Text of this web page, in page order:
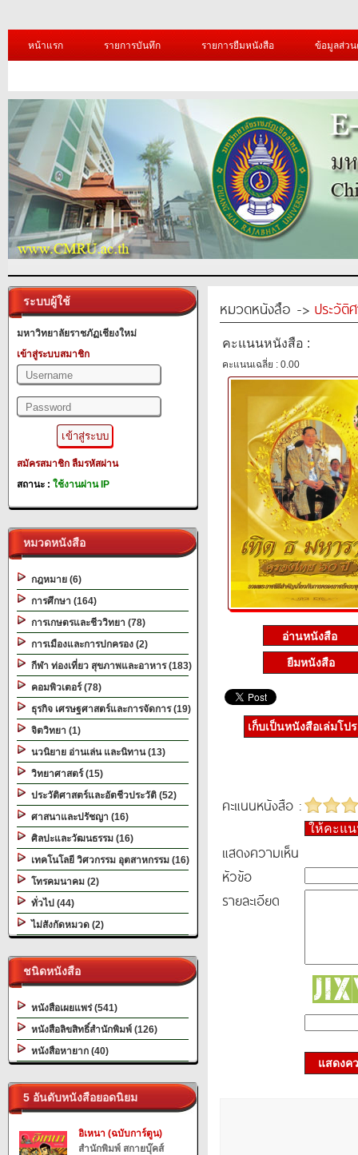
หน้าแรก รายการบันทึก รายการยืมหนังสือ ข้อมูลส่ว
ระบบผู้ใช้
มหาวิทยาลัยราชภัฏเชียงใหม่
เข้าสู่ระบบสมาชิก
สมัครสมาชิก ลืมรหัสผ่าน
สถานะ : ใช้งานผ่าน IP
หมวดหนังสือ
กฎหมาย (6)
การศึกษา (164)
การเกษตรและชีววิทยา (78)
การเมืองและการปกครอง (2)
กีฬา ท่องเที่ยว สุขภาพและอาหาร (183)
คอมพิวเตอร์ (78)
ธุรกิจ เศรษฐศาสตร์และการจัดการ (19)
จิตวิทยา (1)
นวนิยาย อ่านเล่น และนิทาน (13)
วิทยาศาสตร์ (15)
ประวัติศาสตร์และอัตชีวประวัติ (52)
ศาสนาและปรัชญา (16)
ศิลปะและวัฒนธรรม (16)
เทคโนโลยี วิศวกรรม อุตสาหกรรม (16)
โทรคมนาคม (2)
ทั่วไป (44)
ไม่สังกัดหมวด (2)
ชนิดหนังสือ
หนังสือเผยแพร่ (541)
หนังสือลิขสิทธิ์สำนักพิมพ์ (126)
หนังสือหายาก (40)
5 อันดับหนังสือยอดนิยม
อิเหนา (ฉบับการ์ตูน)
สำนักพิมพ์ สกายบุ๊คส์
หมวดหนังสือ -> ประวัติ
คะแนนหนังสือ :
คะแนนเฉลี่ย : 0.00
ยืมหนังสือ
เก็บเป็นหนังสือเล่มโป
คะแนนหนังสือ :
ให้คะแ
แสดงความเห็น
หัวข้อ
รายละเอียด
แสดงค